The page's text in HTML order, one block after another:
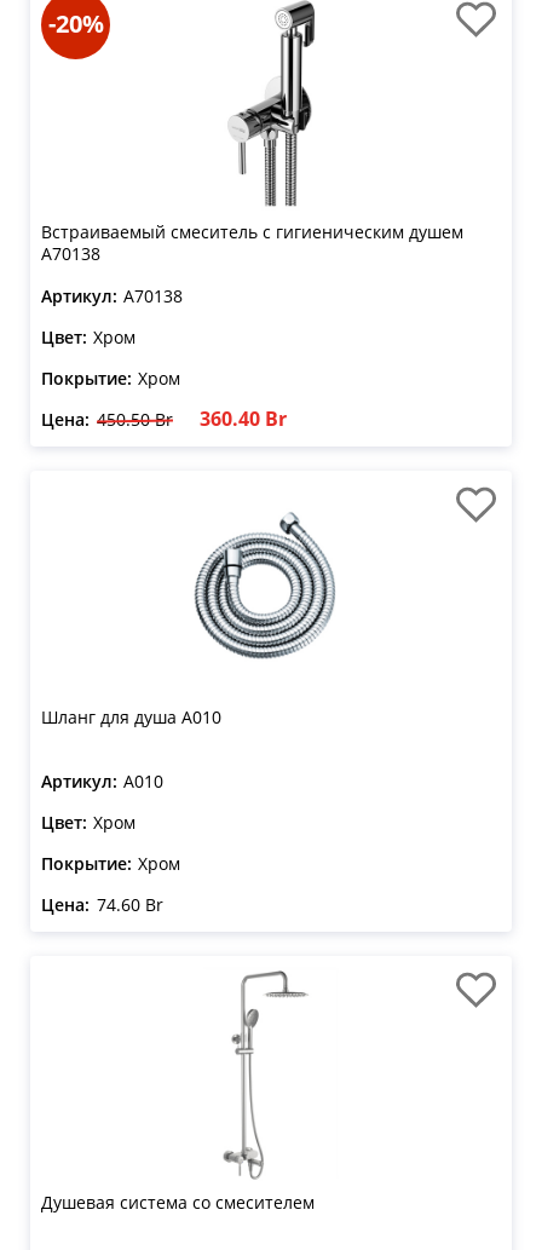
-20%
Встраиваемый смеситель с гигиеническим душем
A70138
Артикул: A70138
Цвет: Хром
Покрытие: Хром
Цена: 450.50 Br 360.40 Br
Шланг для душа A010
Артикул: A010
Цвет: Хром
Покрытие: Хром
Цена: 74.60 Br
Душевая система со смесителем